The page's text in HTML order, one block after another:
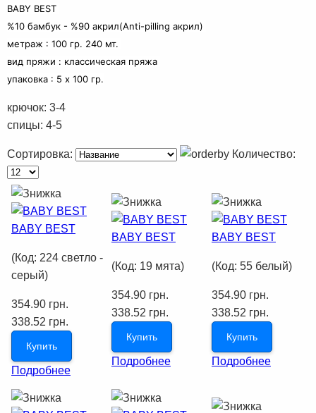
BABY BEST
%10 бамбук - %90 акрил(Anti-pilling акрил)
метраж : 100 гр. 240 мт.
вид пряжи : классическая пряжа
упаковка : 5 x 100 гр.
крючок: 3-4
спицы: 4-5
Сортировка: Количество:
BABY BEST
(Код: 224 светло -
серый)
354.90 грн.
338.52 грн.
Купить
Подробнее
BABY BEST
(Код: 19 мята)
354.90 грн.
338.52 грн.
Купить
Подробнее
BABY BEST
(Код: 55 белый)
354.90 грн.
338.52 грн.
Купить
Подробнее